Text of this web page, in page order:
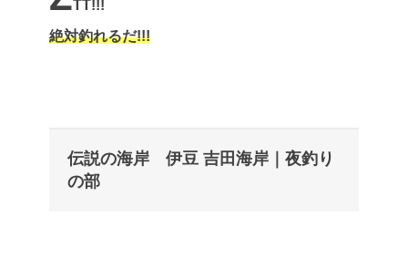
TT!!!
絶対釣れるだ!!!
伝説の海岸 伊豆 吉田海岸｜夜釣り
の部